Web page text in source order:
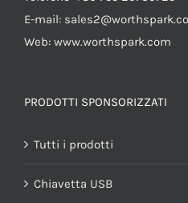
E-mail:
Web: www.worthspark.com
PRODOTTI SPONSORIZZATI
Tutti i prodotti
Chiavetta USB